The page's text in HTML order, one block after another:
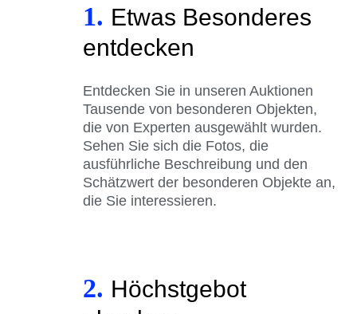
1. Etwas Besonderes
entdecken
Entdecken Sie in unseren Auktionen
Tausende von besonderen Objekten,
die von Experten ausgewählt wurden.
Sehen Sie sich die Fotos, die
ausführliche Beschreibung und den
Schätzwert der besonderen Objekte an,
die Sie interessieren.
2. Höchstgebot